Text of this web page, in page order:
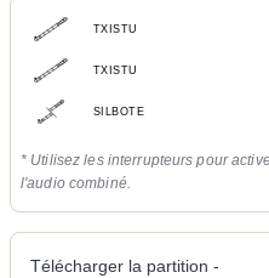
TXISTU
TXISTU
SILBOTE
* Utilisez les interrupteurs pour
l'audio combiné.
Télécharger la partition -